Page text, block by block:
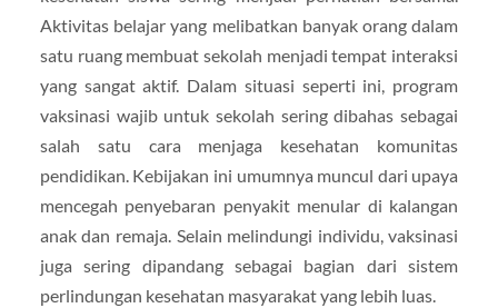
Aktivitas belajar yang melibatkan banyak orang dalam
satu ruang membuat sekolah menjadi tempat interaksi
yang sangat aktif. Dalam situasi seperti ini, program
vaksinasi wajib untuk sekolah sering dibahas sebagai
salah satu cara menjaga kesehatan komunitas
pendidikan. Kebijakan ini umumnya muncul dari upaya
mencegah penyebaran penyakit menular di kalangan
anak dan remaja. Selain melindungi individu, vaksinasi
juga sering dipandang sebagai bagian dari sistem
perlindungan kesehatan masyarakat yang lebih luas.